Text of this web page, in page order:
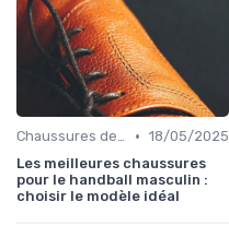
Chaussures de Sport • 18/05/2025
Les meilleures chaussures
pour le handball masculin :
choisir le modèle idéal